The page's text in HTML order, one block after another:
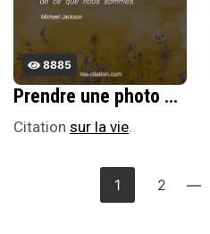
8885
Prendre une photo c'est capturer un instant, interrompre la course du temps. Garder intacte l'image de ce que nous Ã©tions, l'image de ce que nous sommes.
Citation sur la vie.
1 2 —